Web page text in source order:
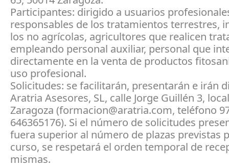
Participantes: dirigido a usuarios
responsables de los tratamientos terrestres,
los no agrícolas, agricultores que realicen
empleando personal auxiliar, personal que
directamente en la venta de productos
uso profesional.
Solicitudes: se facilitarán, presentarán e irán
Aratria Asesores, SL, calle Jorge Guillén 3,
Zaragoza (formacion@aratria.com, teléfono
646365176). Si el número de solicitudes
fuera superior al número de plazas previstas
curso, se respetará el orden temporal de
mismas.